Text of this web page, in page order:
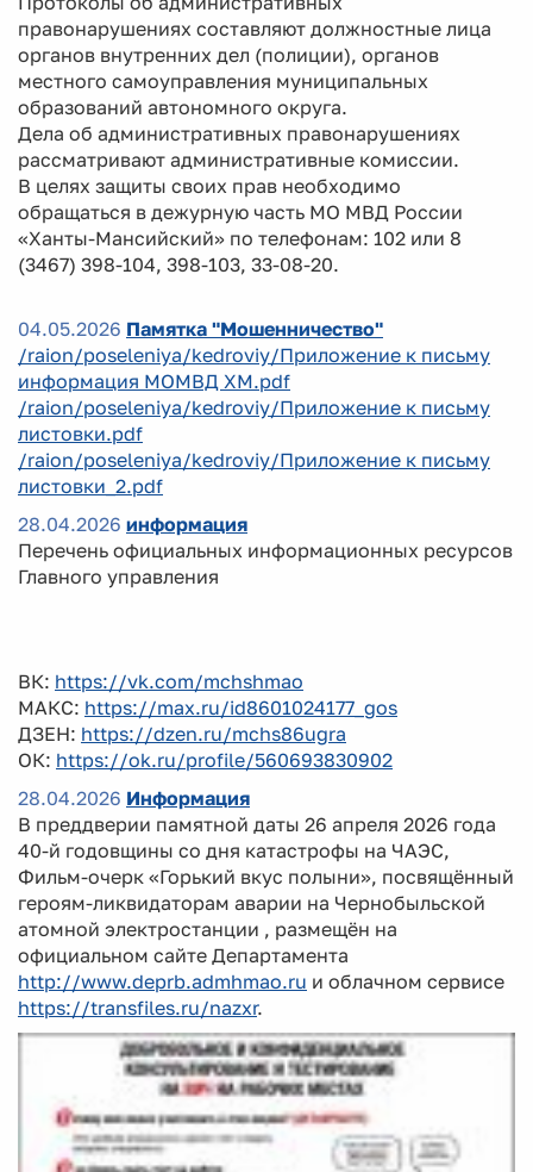
правонарушениях составляют должностные лица
органов внутренних дел (полиции), органов
местного самоуправления муниципальных
образований автономного округа.
Дела об административных правонарушениях
рассматривают административные комиссии.
В целях защиты своих прав необходимо
обращаться в дежурную часть МО МВД России
«Ханты-Мансийский» по телефонам: 102 или 8
(3467) 398-104, 398-103, 33-08-20.
04.05.2026 Памятка "Мошенничество"
/raion/poseleniya/kedroviy/Приложение к письму
информация МОМВД ХМ.pdf
/raion/poseleniya/kedroviy/Приложение к письму
листовки.pdf
/raion/poseleniya/kedroviy/Приложение к письму
листовки_2.pdf
28.04.2026 информация
Перечень официальных информационных ресурсов
Главного управления
ВК: https://vk.com/mchshmao
МАКС: https://max.ru/id8601024177_gos
ДЗЕН: https://dzen.ru/mchs86ugra
ОК: https://ok.ru/profile/560693830902
28.04.2026 Информация
В преддверии памятной даты 26 апреля 2026 года
40-й годовщины со дня катастрофы на ЧАЭС,
Фильм-очерк «Горький вкус полыни», посвящённый
героям-ликвидаторам аварии на Чернобыльской
атомной электростанции , размещён на
официальном сайте Департамента
http://www.deprb.admhmao.ru и облачном сервисе
https://transfiles.ru/nazxr.